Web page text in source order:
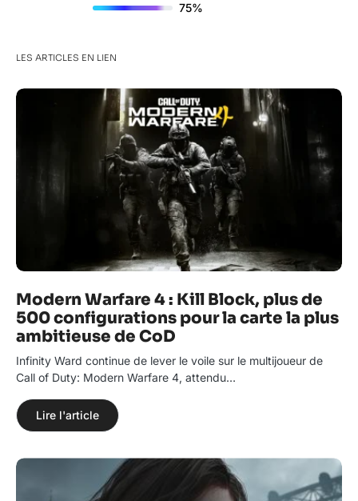
75%
LES ARTICLES EN LIEN
Modern Warfare 4 : Kill Block, plus de
500 configurations pour la carte la plus
ambitieuse de CoD
Infinity Ward continue de lever le voile sur le multijoueur de
Call of Duty: Modern Warfare 4, attendu…
Lire l'article